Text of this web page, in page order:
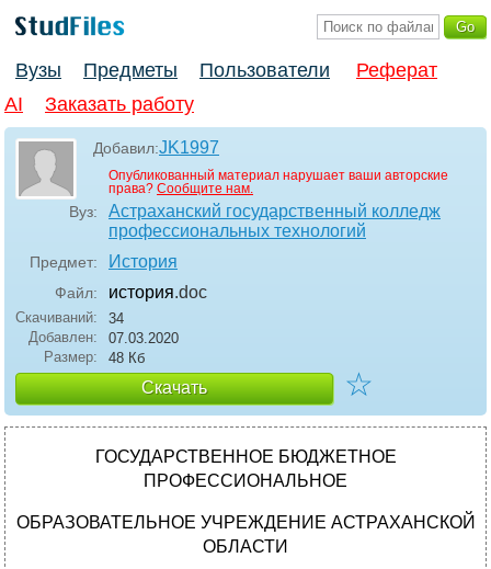
Вузы Предметы Пользователи
Реферат
AI
Заказать работу
Добавил:JK1997
Опубликованный материал нарушает ваши авторские
права? Сообщите нам.
Вуз:
Астраханский государственный колледж
профессиональных технологий
Предмет: История
Файл: история.doc
Скачиваний:
34
Добавлен:
07.03.2020
Размер:
48 Кб
Скачать ☆
ГОСУДАРСТВЕННОЕ БЮДЖЕТНОЕ
ПРОФЕССИОНАЛЬНОЕ
ОБРАЗОВАТЕЛЬНОЕ УЧРЕЖДЕНИЕ АСТРАХАНСКОЙ
ОБЛАСТИ